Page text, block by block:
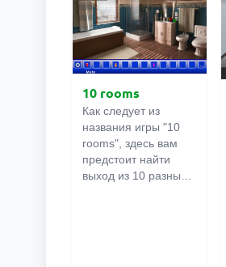
10 rooms
Как следует из
названия игры "10
rooms", здесь вам
предстоит найти
выход из 10 разных